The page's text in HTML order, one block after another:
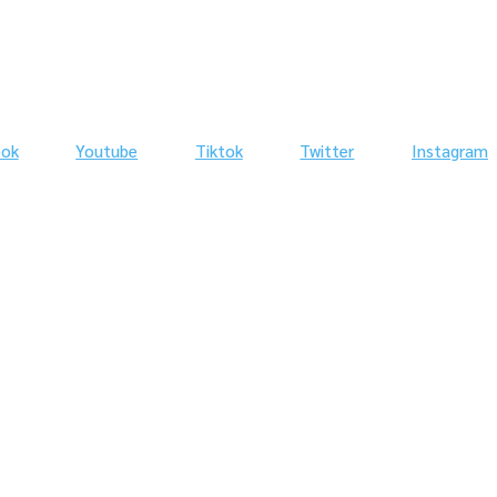
Youtube Tiktok Twitter Instagram